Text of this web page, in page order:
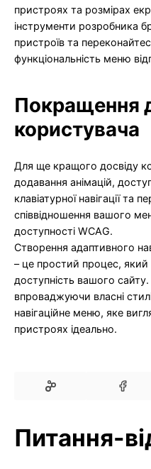
пристроях та розмірах
інструменти розробника
пристроїв та
функціональність меню
Покращення
користувача
Для ще кращого досвіду
додавання анімацій,
клавіатурної навігації та
співвідношення вашого
доступності WCAG.
Створення адаптивного
– це простий процес, який
доступність вашого
впроваджуючи власні
навігаційне меню, яке
пристроях ідеально.
Питання-